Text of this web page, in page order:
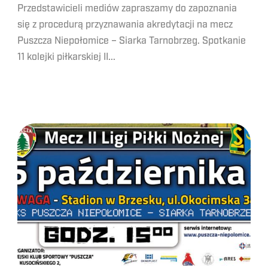
Przedstawicieli mediów zapraszamy do zapoznania
się z procedurą przyznawania akredytacji na mecz
Puszcza Niepołomice – Siarka Tarnobrzeg. Spotkanie
11 kolejki piłkarskiej II...